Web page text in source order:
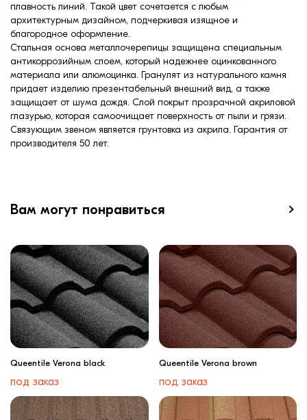
плавность линий. Такой цвет сочетается с любым
архитектурным дизайном, подчеркивая изящное и
благородное оформление.
Стальная основа металлочерепицы защищена специальным
антикоррозийным слоем, который надежнее оцинкованного
материала или алюмоцинка. Гранулят из натурального камня
придает изделию презентабельный внешний вид, а также
защищает от шума дождя. Слой покрыт прозрачной акриловой
глазурью, которая самоочищает поверхность от пыли и грязи.
Связующим звеном является грунтовка из акрила. Гарантия от
производителя 50 лет.
Вам могут понравиться
Queentile Verona black
под заказ
Queentile Verona brown
под заказ